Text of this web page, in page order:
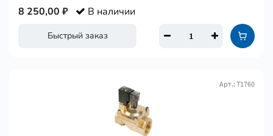
Быстрый заказ
8 250,00 ₽ В наличии
Арт.: Т1760